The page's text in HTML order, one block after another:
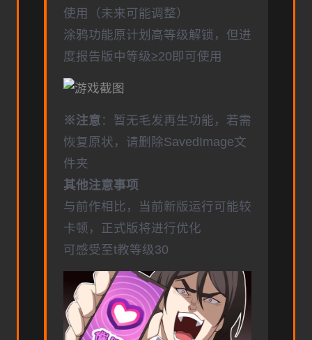
使用（未来可能调整）
涂鸦功能原计划高等级解锁，但进
度报告版中等级≥20即可使用
※注意 ：暂无毛发再生功能，若需
恢复原状，请删除SavedImage文
件夹
其他注意事项
与前作相比，当前新版运行可能较
卡顿，正式版将进行优化
可感受至t教等级30